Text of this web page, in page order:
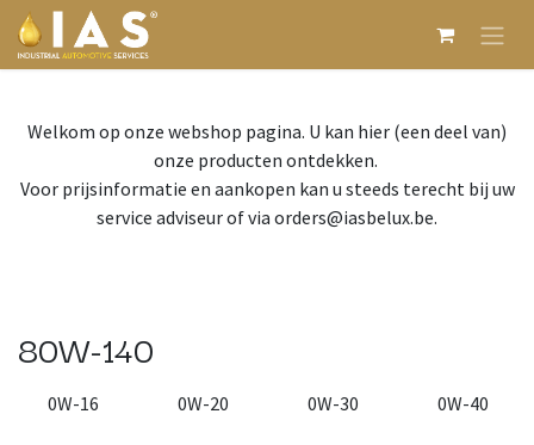
Se rendre au contenu
Welkom op onze webshop pagina. U kan hier (een deel van)
onze producten ontdekken.
Voor prijsinformatie en aankopen kan u steeds terecht bij uw
service adviseur of via orders@iasbelux.be.
80W-140
0W-16 0W-20 0W-30 0W-40